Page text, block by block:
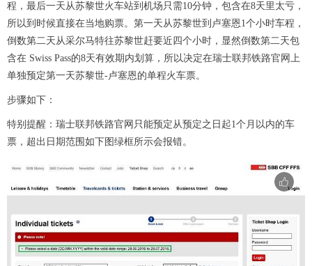
程，最后一天从苏黎世火车站到机场只需10分钟，包含在8天里太亏，
所以到时候直接在当地购票。第一天从苏黎世到卢塞恩1个小时车程，
倒数第二天从采尔马特往苏黎世赶要近四个小时，显然倒数第二天包
含在 Swiss Pass的8天有效期内划算，所以决定在瑞士联邦铁路官网上
单独预定第一天苏黎世-卢塞恩的单程火车票。
步骤如下：
特别提醒：瑞士联邦铁路官网只能预定从预定之日起1个月以内的车
票，超出日期范围如下图绿框所示会报错。